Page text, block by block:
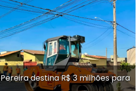
destina R$ 3 milhões para